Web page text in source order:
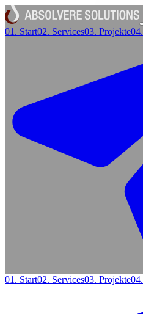
01. Start02. Services03. Projekte04.
01. Start02. Services03. Projekte04.